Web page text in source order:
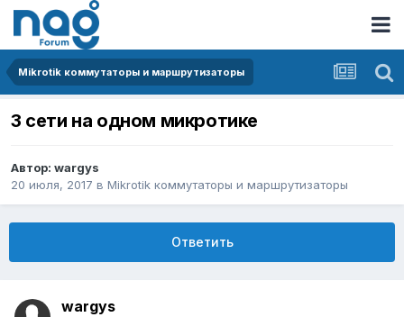
Mikrotik коммутаторы и маршрутизаторы
3 сети на одном микротике
Автор: wargys
20 июля, 2017 в Mikrotik коммутаторы и маршрутизаторы
Ответить
wargys